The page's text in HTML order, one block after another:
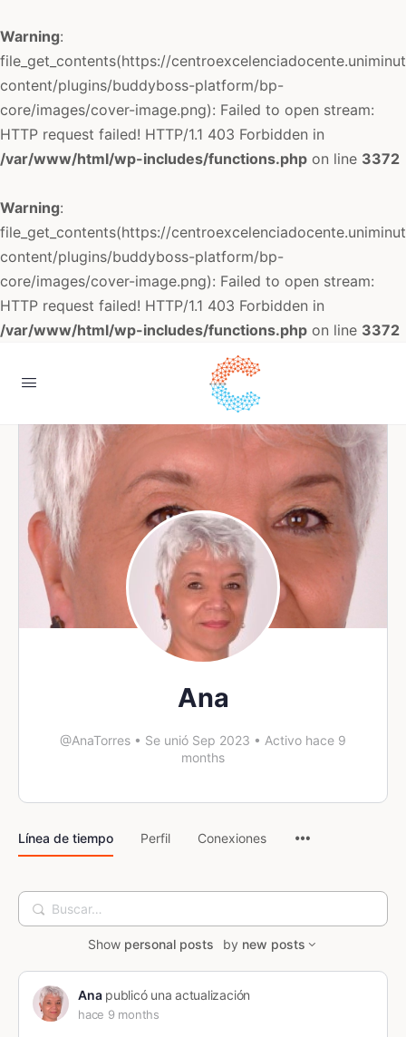
Warning:
file_get_contents(https://
content/plugins/buddyboss-platform/bp-
core/images/cover-image.png): Failed to open stream:
HTTP request failed! HTTP/1.1 403 Forbidden in
/var/www/html/wp-includes/functions.php on line 3372
Warning:
file_get_contents(https://
content/plugins/buddyboss-platform/bp-
core/images/cover-image.png): Failed to open stream:
HTTP request failed! HTTP/1.1 403 Forbidden in
/var/www/html/wp-includes/functions.php on line 3372
Ana
@AnaTorres • Se unió Sep 2023 • Activo hace 9
months
Línea de tiempo Perfil Conexiones
Buscar…
Show personal posts by new posts
Anapublicó una actualización
hace 9 months